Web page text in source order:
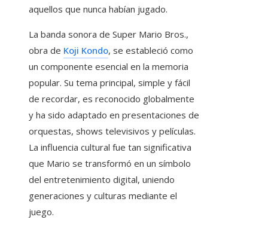
aquellos que nunca habían jugado.
La banda sonora de Super Mario Bros.,
obra de Koji Kondo, se estableció como
un componente esencial en la memoria
popular. Su tema principal, simple y fácil
de recordar, es reconocido globalmente
y ha sido adaptado en presentaciones de
orquestas, shows televisivos y películas.
La influencia cultural fue tan significativa
que Mario se transformó en un símbolo
del entretenimiento digital, uniendo
generaciones y culturas mediante el
juego.